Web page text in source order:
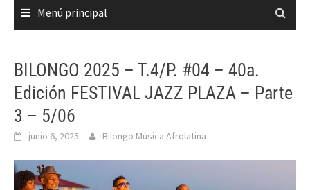
Menú principal
BILONGO 2025 – T.4/P. #04 – 40a.
Edición FESTIVAL JAZZ PLAZA – Parte
3 – 5/06
junio 6, 2025 Bilongo Música Afrolatina